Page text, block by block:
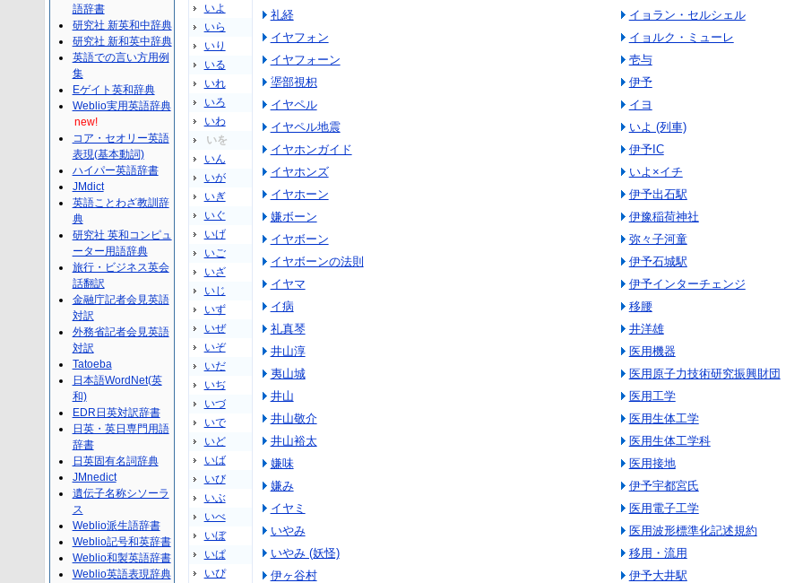
いよ
いら
いり
いる
いれ
いろ
いわ
いを
いん
いが
いぎ
いぐ
いげ
いご
いざ
いじ
いず
いぜ
いぞ
いだ
いぢ
いづ
いで
いど
いば
いび
いぶ
いべ
いぼ
いぱ
いぴ
礼経
イヤフォン
イヤフォーン
埿部視枳
イヤペル
イヤペル地震
イヤホンガイド
イヤホンズ
イヤホーン
嫌ボーン
イヤボーン
イヤボーンの法則
イヤマ
イ病
礼真琴
井山淳
夷山城
井山
井山敬介
井山裕太
嫌味
嫌み
イヤミ
いやみ
いやみ (妖怪)
伊ヶ谷村
イョラン・セルシェル
イョルク・ミューレ
壱与
伊予
イヨ
いよ (列車)
伊予IC
いよ×イチ
伊予出石駅
伊豫稲荷神社
弥々子河童
伊予石城駅
伊予インターチェンジ
移腰
井洋雄
医用機器
医用原子力技術研究振興財団
医用工学
医用生体工学
医用生体工学科
医用接地
伊予宇都宮氏
医用電子工学
医用波形標準化記述規約
移用・流用
伊予大井駅
語辞書
研究社 新英和中辞典
研究社 新和英中辞典
英語での言い方用例
集
Eゲイト英和辞典
Weblio実用英語辞典
new!
コア・セオリー英語
表現(基本動詞)
ハイパー英語辞書
JMdict
英語ことわざ教訓辞
典
研究社 英和コンピュ
ーター用語辞典
旅行・ビジネス英会
話翻訳
金融庁記者会見英語
対訳
外務省記者会見英語
対訳
Tatoeba
日本語WordNet(英
和)
EDR日英対訳辞書
日英・英日専門用語
辞書
日英固有名詞辞典
JMnedict
遺伝子名称シソーラ
ス
Weblio派生語辞書
Weblio記号和英辞書
Weblio和製英語辞書
Weblio英語表現辞典